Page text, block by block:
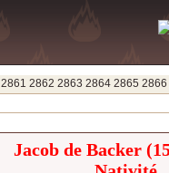
2861 2862 2863 2864 2865 2866
Jacob de Backer